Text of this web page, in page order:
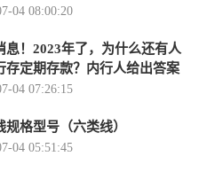
04 08:00:20
息！2023年了，为什么还有人
存定期存款？内行人给出答案
04 07:26:15
规格型号（六类线）
04 05:51:45